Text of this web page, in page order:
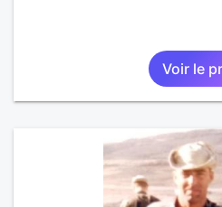
Voir le